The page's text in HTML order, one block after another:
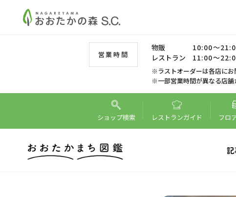
営業時間
物販
10:00～
レストラン
11:00～
※ラストオーダーは各店にお
※一部営業時間が異なる店舗
ショップ検索 レストランガイド フロ